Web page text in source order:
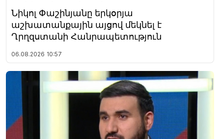
Նիկոլ Փաշինյանը երկօրյա
աշխատանքային այցով մեկնել է
Ղրղզստանի Հանրապետություն
06.08.2026 10:57